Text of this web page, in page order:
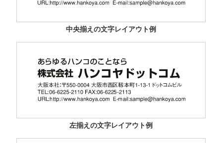
中央揃えの文字レイアウト例
左揃えの文字レイアウト例